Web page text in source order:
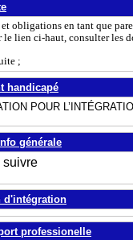
obligations en tant que
lien ci-haut, consulter les
;
handicapé
POUR
générale
suivre
d'intégration
professionelle